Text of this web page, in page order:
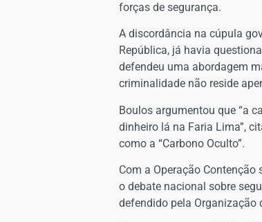
forças de segurança.
​A discordância na cúpula
República, já havia
defendeu uma abordagem
criminalidade não reside
​Boulos argumentou que “a
dinheiro lá na Faria Lima”,
como a “Carbono Oculto”.
​Com a Operação
o debate nacional sobre
defendido pela Organização